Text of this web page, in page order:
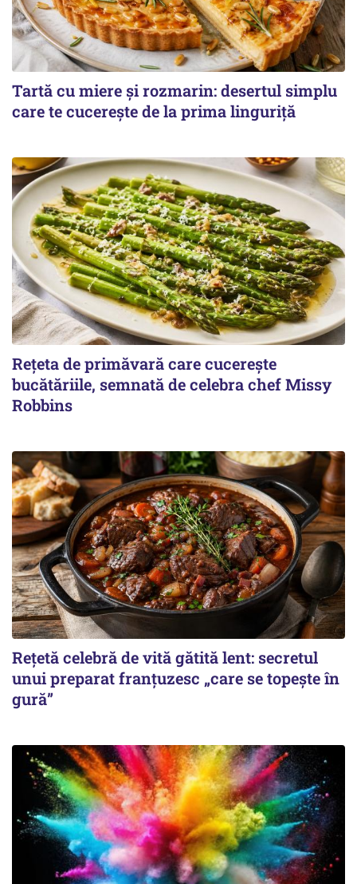
Tartă cu miere și rozmarin: desertul simplu
care te cucerește de la prima linguriță
Rețeta de primăvară care cucerește
bucătăriile, semnată de celebra chef Missy
Robbins
Rețetă celebră de vită gătită lent: secretul
unui preparat franțuzesc „care se topește în
gură”